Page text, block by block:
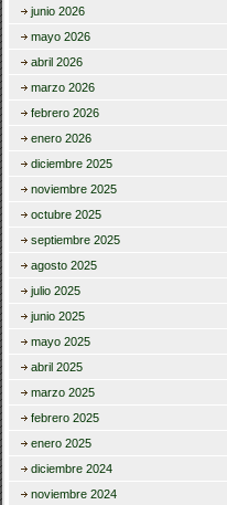
junio 2026
mayo 2026
abril 2026
marzo 2026
febrero 2026
enero 2026
diciembre 2025
noviembre 2025
octubre 2025
septiembre 2025
agosto 2025
julio 2025
junio 2025
mayo 2025
abril 2025
marzo 2025
febrero 2025
enero 2025
diciembre 2024
noviembre 2024